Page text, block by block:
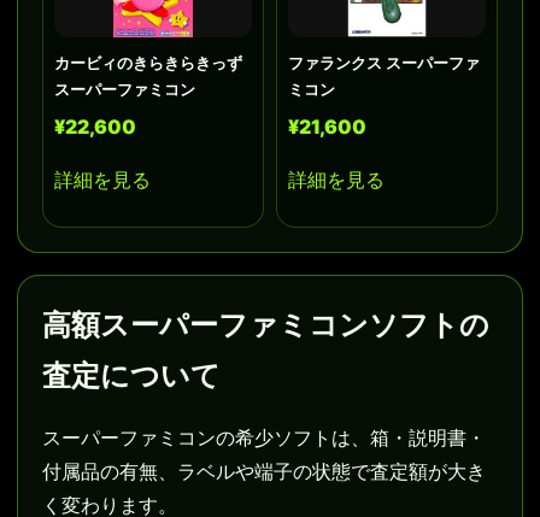
カービィのきらきらきっず
スーパーファミコン
¥22,600
詳細を見る
ファランクス スーパーファ
ミコン
¥21,600
詳細を見る
高額スーパーファミコンソフトの
査定について
スーパーファミコンの希少ソフトは、箱・説明書・
付属品の有無、ラベルや端子の状態で査定額が大き
く変わります。